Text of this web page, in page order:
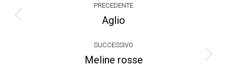
navigation
PRECEDENTE
Previous
Aglio
SUCCESSIVO
Next
Meline rosse